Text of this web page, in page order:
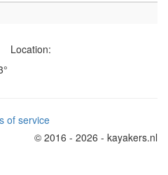
Location:
of service
© 2016 - 2026 - kayakers.nl